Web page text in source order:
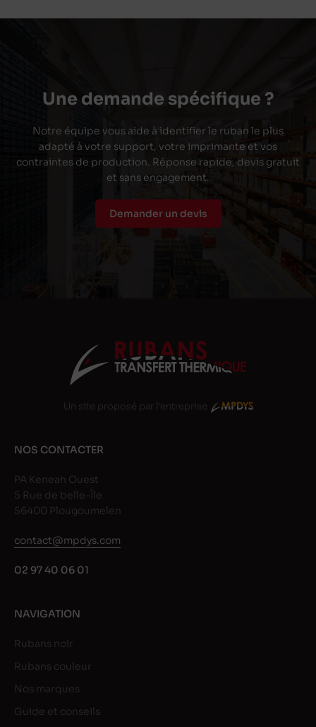
Une demande spécifique ?
Notre équipe vous aide à identifier le ruban le plus
adapté à votre support, votre imprimante et vos
contraintes de production. Réponse rapide, devis gratuit
et sans engagement.
Demander un devis
Un site proposé par l'entreprise
NOS CONTACTER
PA Keneah Ouest
5 Rue de belle-Île
56400 Plougoumelen
contact@mpdys.com
02 97 40 06 01
NAVIGATION
Rubans noir
Rubans couleur
Nos marques
Guide et conseils